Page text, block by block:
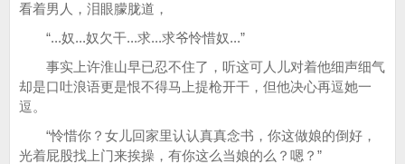
看着男人，泪眼朦胧道，
“...奴...奴欠干...求...求爷怜惜奴...”
事实上许淮山早已忍不住了，听这可人儿对着他细声细气
却是口吐浪语更是恨不得马上提枪开干，但他决心再逗她一
逗。
“怜惜你？女儿回家里认认真真念书，你这做娘的倒好，
光着屁股找上门来挨操，有你这么当娘的么？嗯？”